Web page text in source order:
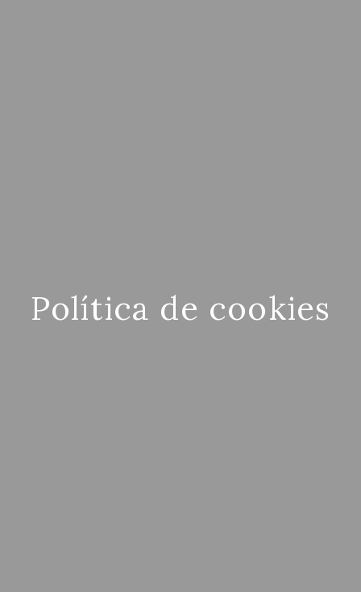
Política de cookies